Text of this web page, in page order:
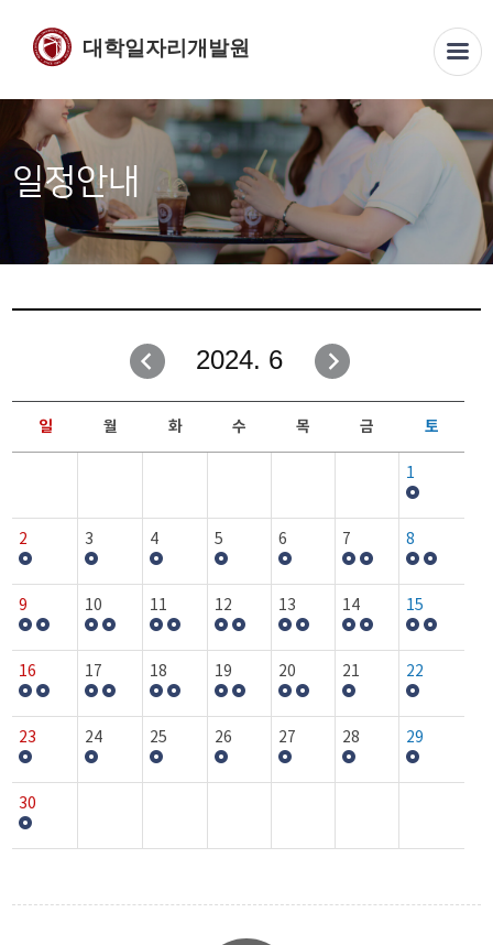
대학일자리개발원
일정안내
2024. 6
일 월 화 수 목 금 토
1
2 3 4 5 6 7 8
9 10 11 12 13 14 15
16 17 18 19 20 21 22
23 24 25 26 27 28 29
30